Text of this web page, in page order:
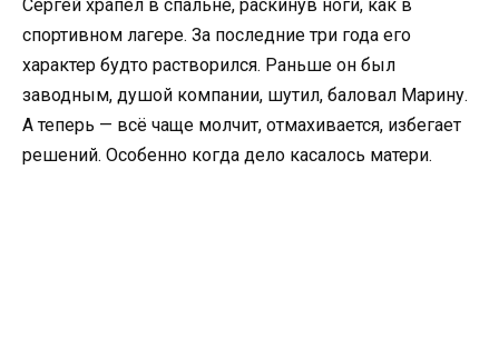
Сергей храпел в спальне, раскинув ноги, как в
спортивном лагере. За последние три года его
характер будто растворился. Раньше он был
заводным, душой компании, шутил, баловал Марину.
А теперь — всё чаще молчит, отмахивается, избегает
решений. Особенно когда дело касалось матери.